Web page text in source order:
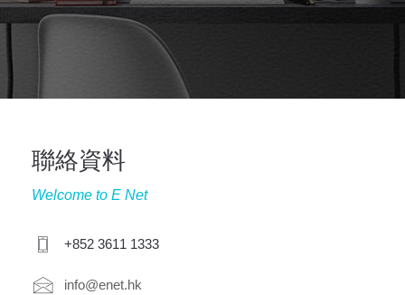
聯絡資料
Welcome to E Net
+852 3611 1333
info@enet.hk